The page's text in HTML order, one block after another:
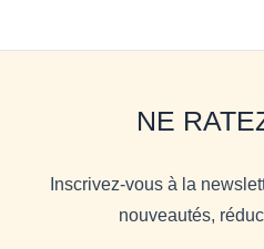
NE
Inscrivez-vous à la
nouveautés,